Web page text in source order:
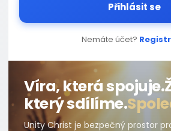
Přihlásit se
Nemáte účet?
Víra, která spojuje.
který sdílíme.
Unity Christ je bezpečný prostor